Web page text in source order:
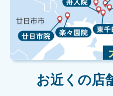
お近くの店